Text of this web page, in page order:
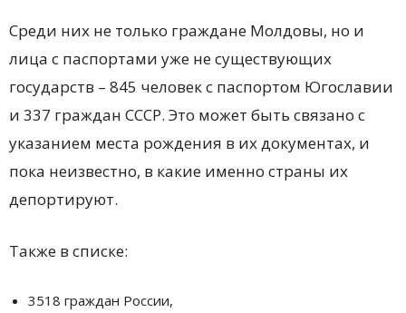
Среди них не только граждане Молдовы, но и
лица с паспортами уже не существующих
государств – 845 человек с паспортом Югославии
и 337 граждан СССР. Это может быть связано с
указанием места рождения в их документах, и
пока неизвестно, в какие именно страны их
депортируют.
Также в списке:
3518 граждан России,